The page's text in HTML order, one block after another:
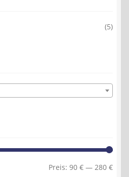
(5)
Min.
Max.
Preis: 90 € — 280 €